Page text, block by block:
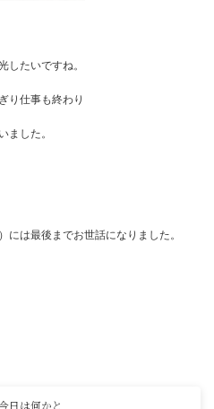
でお仕事できたことに感謝感謝